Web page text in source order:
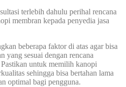
terlebih dahulu perihal rencana
membran kepada penyedia jasa
beberapa faktor di atas agar bisa
yang sesuai dengan rencana
untuk memilih kanopi
sehingga bisa bertahan lama
optimal bagi pengguna.